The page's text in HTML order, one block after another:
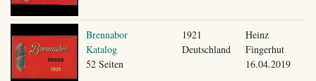
Brennabor
Katalog
52 Seiten
1921
Deutschland
Heinz
Fingerhut
16.04.2019